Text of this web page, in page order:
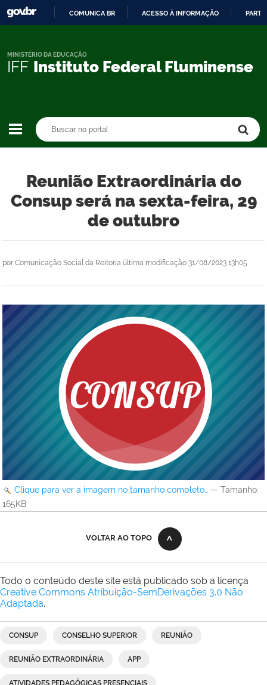
CONTEÚDO
COMUNICA BR ACESSO À INFORMAÇÃO
IFF Instituto Federal Fluminense
MINISTÉRIO DA EDUCAÇÃO
Reunião Extraordinária do
Consup será na sexta-feira, 29
de outubro
por Comunicação Social da Reitoria última modificação 31/08/2023 13h05
Clique para ver a imagem no tamanho completo… — Tamanho:
165KB
VOLTAR AO TOPO
Todo o conteúdo deste site está publicado sob a licença
Creative Commons Atribuição-SemDerivações 3.0 Não
Adaptada.
CONSUP CONSELHO SUPERIOR REUNIÃO
REUNIÃO EXTRAORDINÁRIA APP
ATIVIDADES PEDAGÓGICAS PRESENCIAIS